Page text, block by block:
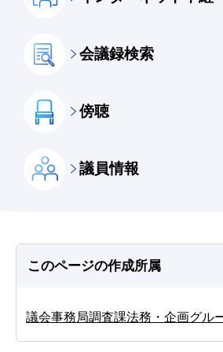
会議録検索
傍聴
議員情報
このページの作成所属
議会事務局調査課法務・企画グル